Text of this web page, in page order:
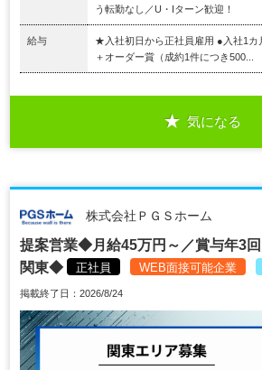
う転勤なし／U・Iターン歓迎！
給与
★入社初日から正社員雇用 ●入社1
＋オーダー賞（成約1件につき500...
気になる
株式会社ＰＧＳホーム
提案営業◆月給45万円～／賞与年3
関東◆
正社員 WEB面接可能企業
掲載終了日：2026/8/24